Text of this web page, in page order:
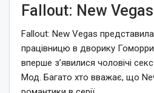
Fallout: New
Fallout: New Vegas
працівницю в дворику
вперше з’явилися чоловічі
Мод. Багато хто вважає, що